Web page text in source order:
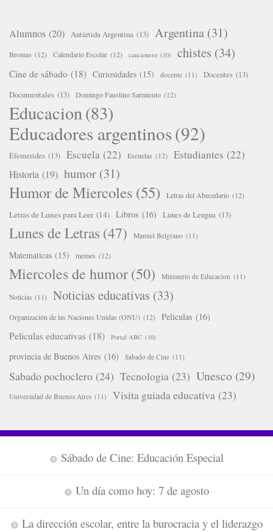
Alumnos (20) Antártida Argentina (13) Argentina (31)
Bromas (12) Calendario Escolar (12) cancionero (10) chistes (34)
Cine de sábado (18) Curiosidades (15) docente (11) Docentes (13)
Documentales (13) Domingo Faustino Sarmiento (12)
Educacion(83)
Educadores argentinos(92)
Efemerides (13) Escuela (22) Escuelas (12) Estudiantes (22)
Historia (19) humor (31)
Humor de Miercoles (55) Letras del Abecedario (12)
Letras de Lunes para Leer (14) Libros (16) Lunes de Lengua (13)
Lunes de Letras (47) Manuel Belgrano (11)
Matematicas (15) memes (12)
Miercoles de humor(50) Ministerio de Educacion (11)
Noticias (11) Noticias educativas (33)
Organización de las Naciones Unidas (ONU) (12) Peliculas (16)
Peliculas educativas (18) Portal ABC (10)
provincia de Buenos Aires (16) Sabado de Cine (11)
Sabado pochoclero (24) Tecnologia (23) Unesco (29)
Universidad de Buenos Aires (11) Visita guiada educativa (23)
Sábado de Cine: Educación Especial
Un día como hoy: 7 de agosto
La dirección escolar, entre la burocracia y el liderazgo